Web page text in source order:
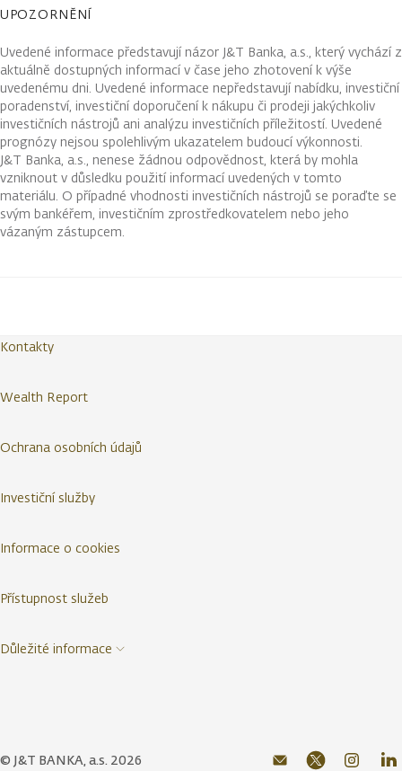
UPOZORNĚNÍ
Uvedené informace představují názor J&T Banka, a.s., který vychází z
aktuálně dostupných informací v čase jeho zhotovení k výše
uvedenému dni. Uvedené informace nepředstavují nabídku, investiční
poradenství, investiční doporučení k nákupu či prodeji jakýchkoliv
investičních nástrojů ani analýzu investičních příležitostí. Uvedené
prognózy nejsou spolehlivým ukazatelem budoucí výkonnosti.
J&T Banka, a.s., nenese žádnou odpovědnost, která by mohla
vzniknout v důsledku použití informací uvedených v tomto
materiálu. O případné vhodnosti investičních nástrojů se poraďte se
svým bankéřem, investičním zprostředkovatelem nebo jeho
vázaným zástupcem.
© J&T BANKA, a.s. 2026
Kontakty
Wealth Report
Ochrana osobních údajů
Investiční služby
Informace o cookies
Přístupnost služeb
Důležité informace